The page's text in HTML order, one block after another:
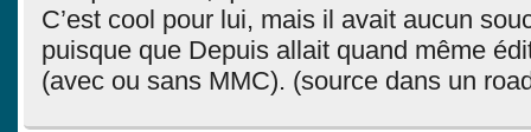
C’est cool pour lui, mais il avait aucun
puisque que Depuis allait quand même
(avec ou sans MMC). (source dans un